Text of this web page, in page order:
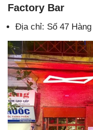
Factory Bar
Địa chỉ: Số 47